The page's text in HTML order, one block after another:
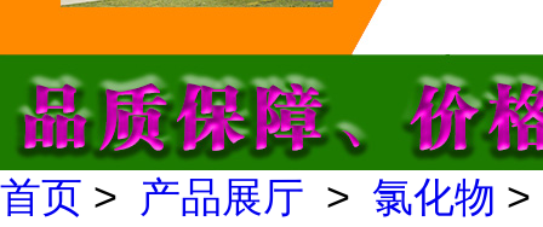
首页 > 产品展厅 > 氯化物 >